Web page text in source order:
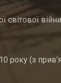
світової
року (з